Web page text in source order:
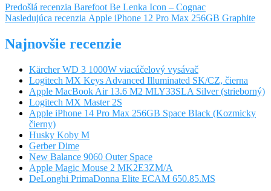
Navigácia
v
článku
Predošlá recenzia Predošlá
recenzia:
Barefoot Be Lenka Icon – Cognac
Nasledujúca recenzia Nasledujúca
Apple iPhone 12 Pro Max 256GB Graphite
Najnovšie recenzie
Kärcher WD 3 1000W viacúčelový vysávač
Logitech MX Keys Advanced Illuminated SK/CZ, čierna
Apple MacBook Air 13.6 M2 MLY33SLA Silver (strieborný)
Logitech MX Master 2S
Apple iPhone 14 Pro Max 256GB Space Black (Kozmicky
čierny)
Husky Koby M
Gerber Dime
New Balance 9060 Outer Space
Apple Magic Mouse 2 MK2E3ZM/A
DeLonghi PrimaDonna Elite ECAM 650.85.MS